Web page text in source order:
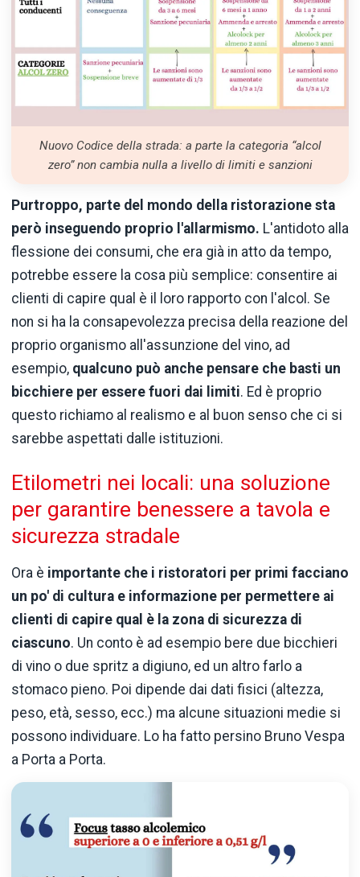
Nuovo Codice della strada: a parte la categoria “alcol
zero” non cambia nulla a livello di limiti e sanzioni
Purtroppo, parte del mondo della ristorazione sta
però inseguendo proprio l'allarmismo. L'antidoto alla
flessione dei consumi, che era già in atto da tempo,
potrebbe essere la cosa più semplice: consentire ai
clienti di capire qual è il loro rapporto con l'alcol. Se
non si ha la consapevolezza precisa della reazione del
proprio organismo all'assunzione del vino, ad
esempio, qualcuno può anche pensare che basti un
bicchiere per essere fuori dai limiti. Ed è proprio
questo richiamo al realismo e al buon senso che ci si
sarebbe aspettati dalle istituzioni.
Etilometri nei locali: una soluzione
per garantire benessere a tavola e
sicurezza stradale
Ora è importante che i ristoratori per primi facciano
un po' di cultura e informazione per permettere ai
clienti di capire qual è la zona di sicurezza di
ciascuno. Un conto è ad esempio bere due bicchieri
di vino o due spritz a digiuno, ed un altro farlo a
stomaco pieno. Poi dipende dai dati fisici (altezza,
peso, età, sesso, ecc.) ma alcune situazioni medie si
possono individuare. Lo ha fatto persino Bruno Vespa
a Porta a Porta.